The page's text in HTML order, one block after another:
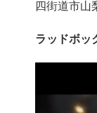
四街道市山
ラッドボッ